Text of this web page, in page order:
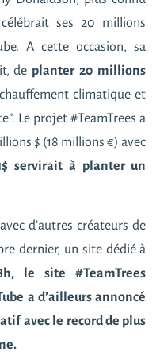
ses 20 millions
A cette occasion,sa
de planter 20 millions
climatique et
Le projet #TeamTrees a
$ (18 millions €) avec
servirait à planter un
d’autres créateurs de
dernier, un site dédié à
le site #TeamTrees
a d’ailleurs annoncé
avec le record de plus